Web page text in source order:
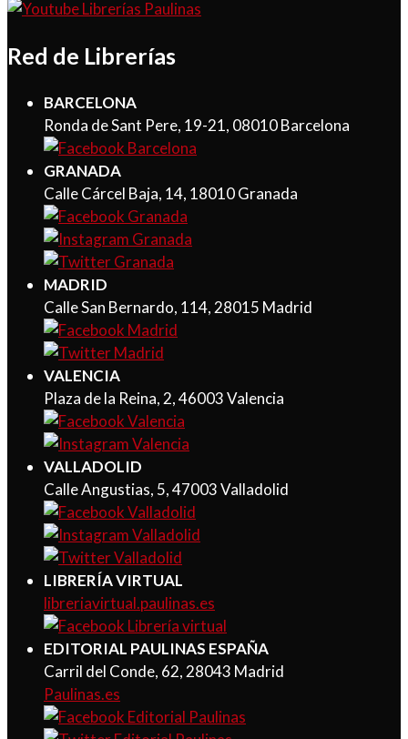
Red de Librerías
BARCELONA
Ronda de Sant Pere, 19-21, 08010 Barcelona
GRANADA
Calle Cárcel Baja, 14, 18010 Granada
MADRID
Calle San Bernardo, 114, 28015 Madrid
VALENCIA
Plaza de la Reina, 2, 46003 Valencia
VALLADOLID
Calle Angustias, 5, 47003 Valladolid
LIBRERÍA VIRTUAL
libreriavirtual.paulinas.es
EDITORIAL PAULINAS ESPAÑA
Carril del Conde, 62, 28043 Madrid
Paulinas.es